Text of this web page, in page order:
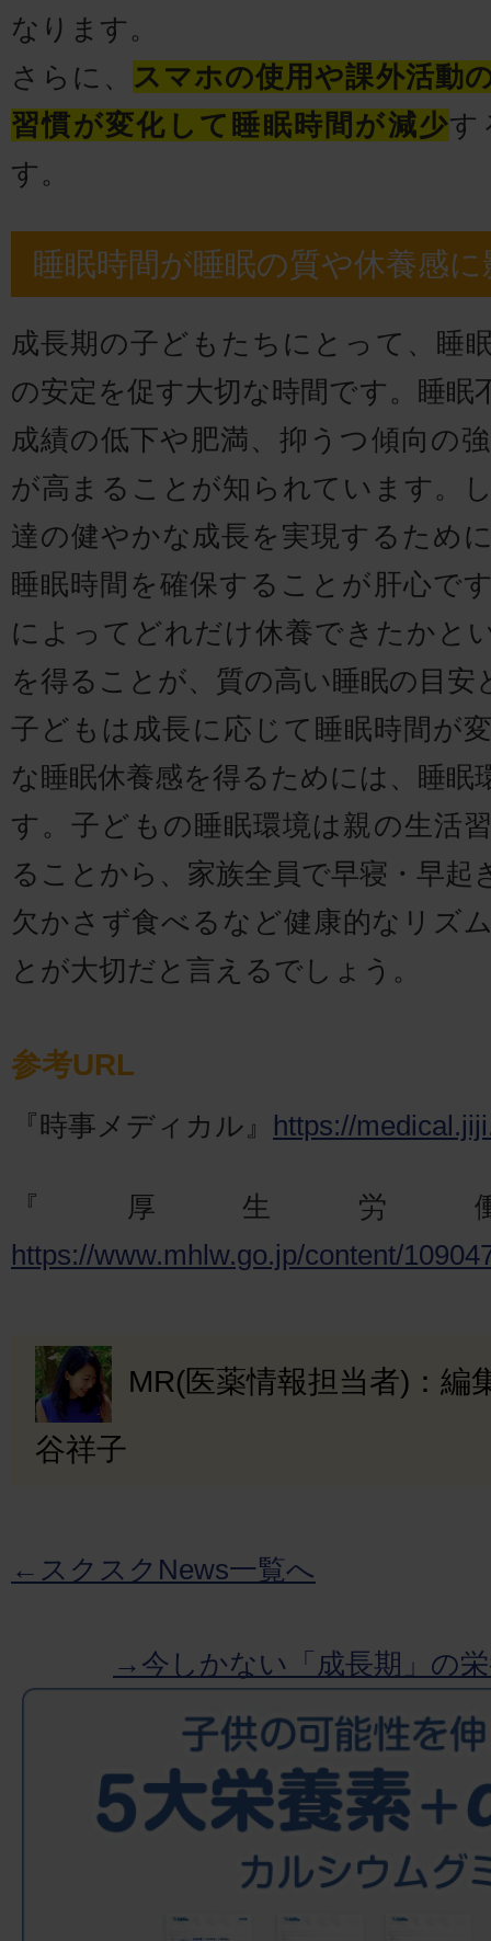
なります。
さらに、 スマホの使用や課外活動
習慣が変化して睡眠時間が減少す
す。
睡眠時間が睡眠の質や休養感に
成長期の子どもたちにとって、睡
の安定を促す大切な時間です。睡眠
成績の低下や肥満、抑うつ傾向の
が高まることが知られています。
達の健やかな成長を実現するため
睡眠時間を確保することが肝心で
によってどれだけ休養できたかと
を得ることが、質の高い睡眠の目安
子どもは成長に応じて睡眠時間が
な睡眠休養感を得るためには、睡眠
す。子どもの睡眠環境は親の生活
ることから、家族全員で早寝・早起
欠かさず食べるなど健康的なリズ
とが大切だと言えるでしょう。
参考URL
『時事メディカル』 https://
『厚生労
https://www.mhlw.go.jp/content/
MR(医薬情報担当者)：編
谷祥子
←スクスクNews一覧へ
→今しかない「成長期」の